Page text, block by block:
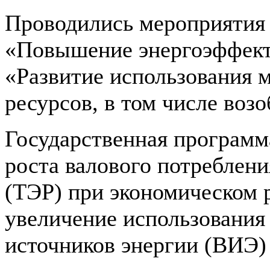
Проводились
«Повышение
«Развитие использования
ресурсов, в том числе
Государственная
роста валового
(ТЭР) при экономическом
увеличение
источников энергии